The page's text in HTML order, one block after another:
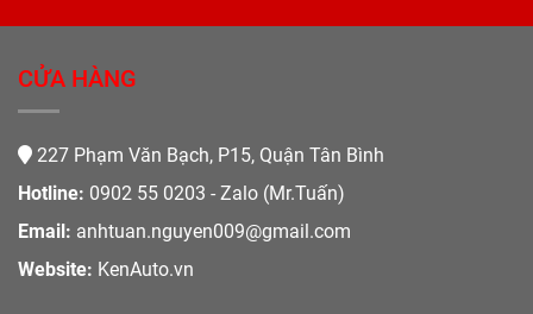
CỬA HÀNG
227 Phạm Văn Bạch, P15, Quận Tân Bình
Hotline: 0902 55 0203 - Zalo (Mr.Tuấn)
Email: anhtuan.nguyen009@gmail.com
Website: KenAuto.vn